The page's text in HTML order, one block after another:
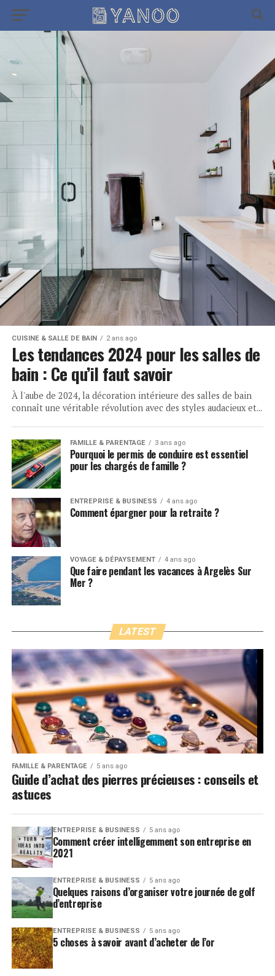
CUISINE & SALLE DE BAIN 2 ans ago
Les tendances 2024 pour les salles de
bain : Ce qu’il faut savoir
À l'aube de 2024, la décoration intérieure des salles de bain
connaît une véritable révolution avec des styles audacieux et...
FAMILLE & PARENTAGE 3 ans ago
Pourquoi le permis de conduire est essentiel
pour les chargés de famille ?
ENTREPRISE & BUSINESS 4 ans ago
Comment épargner pour la retraite ?
VOYAGE & DÉPAYSEMENT 4 ans ago
Que faire pendant les vacances à Argelès Sur
Mer ?
LATEST
FAMILLE & PARENTAGE 5 ans ago
Guide d’achat des pierres précieuses : conseils et
astuces
ENTREPRISE & BUSINESS 5 ans ago
Comment créer intelligemment son entreprise en
2021
ENTREPRISE & BUSINESS 5 ans ago
Quelques raisons d’organiser votre journée de golf
d’entreprise
ENTREPRISE & BUSINESS 5 ans ago
5 choses à savoir avant d’acheter de l’or